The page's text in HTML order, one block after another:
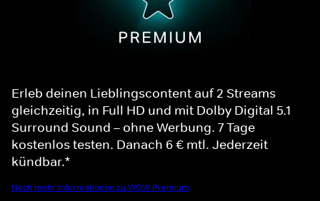
Erleb deinen Lieblingscontent auf 2 Streams
gleichzeitig, in Full HD und mit Dolby Digital 5.1
Surround Sound – ohne Werbung. 7 Tage
kostenlos testen. Danach 6 € mtl. Jederzeit
kündbar.*
Noch mehr Informationen zu WOW Premium